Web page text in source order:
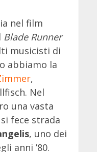
nel film
Blade Runner
musicisti di
abbiamo la
,
Nel
una vasta
fece strada
, uno dei
anni ’80.